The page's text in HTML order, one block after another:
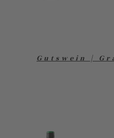
Gutswein |